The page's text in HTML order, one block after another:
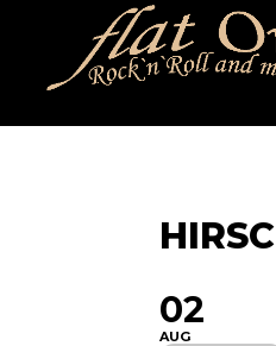
naechstertermin ueberuns
02
AUG